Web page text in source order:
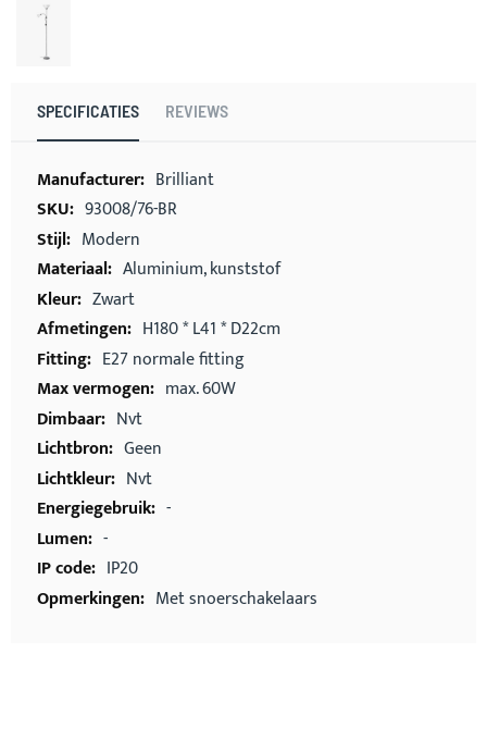
SPECIFICATIES REVIEWS
Meer
informatie
Brilliant
93008/76-BR
Modern
Aluminium, kunststof
Zwart
H180 * L41 * D22cm
E27 normale fitting
max. 60W
Nvt
Geen
Nvt
-
-
IP20
Met snoerschakelaars